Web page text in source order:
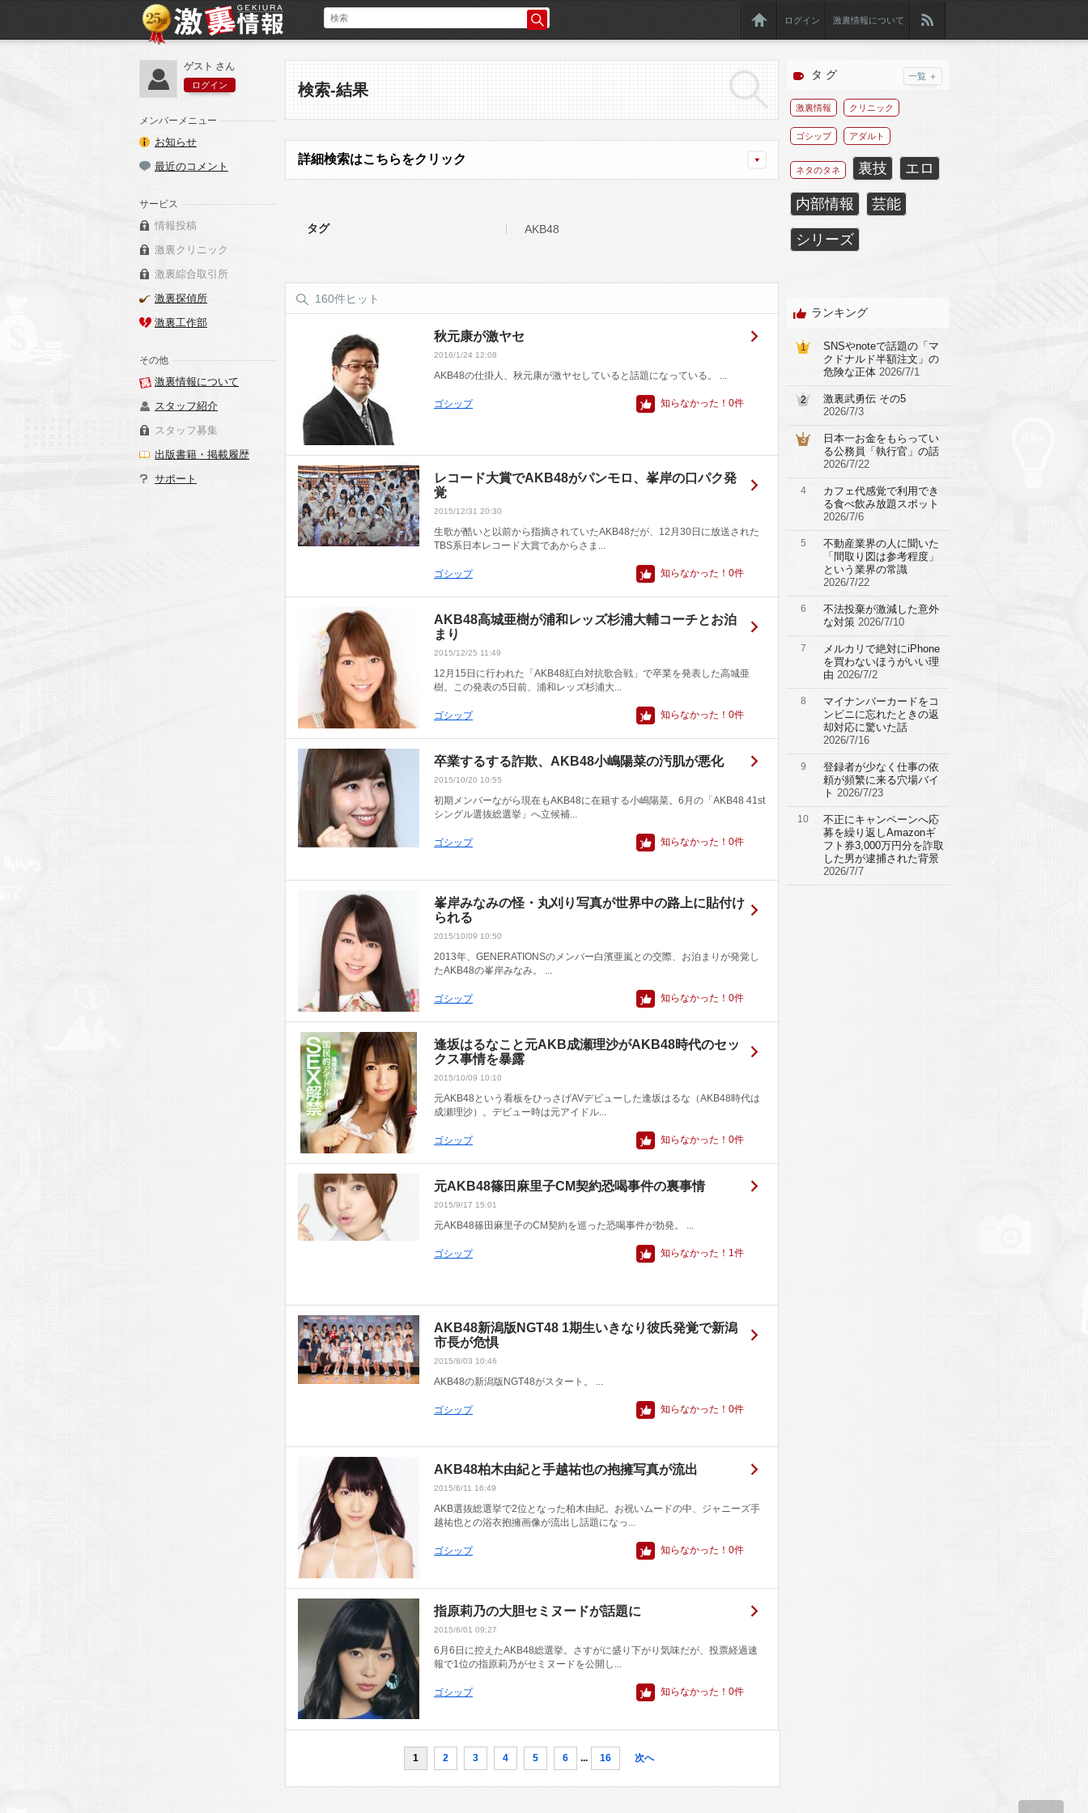
ログイン 激裏情報について
検索-結果
詳細検索はこちらをクリック
タグ AKB48
160件ヒット
秋元康が激ヤセ
2016/1/24 12:08
AKB48の仕掛人、秋元康が激ヤセしていると話題になっている。 ...
ゴシップ 知らなかった！ 0件
レコード大賞でAKB48がパンモロ、峯岸の口パク発
覚
2015/12/31 20:30
生歌が酷いと以前から指摘されていたAKB48だが、12月30日に放送された
TBS系日本レコード大賞であからさま...
ゴシップ 知らなかった！ 0件
AKB48高城亜樹が浦和レッズ杉浦大輔コーチとお泊
まり
2015/12/25 11:49
12月15日に行われた「AKB48紅白対抗歌合戦」で卒業を発表した高城亜
樹。この発表の5日前、浦和レッズ杉浦大...
ゴシップ 知らなかった！ 0件
卒業するする詐欺、AKB48小嶋陽菜の汚肌が悪化
2015/10/20 10:55
初期メンバーながら現在もAKB48に在籍する小嶋陽菜。6月の「AKB48 41st
シングル選抜総選挙」へ立候補...
ゴシップ 知らなかった！ 0件
峯岸みなみの怪・丸刈り写真が世界中の路上に貼付け
られる
2015/10/09 10:50
2013年、GENERATIONSのメンバー白濱亜嵐との交際、お泊まりが発覚し
たAKB48の峯岸みなみ。 ...
ゴシップ 知らなかった！ 0件
逢坂はるなこと元AKB成瀬理沙がAKB48時代のセッ
クス事情を暴露
2015/10/09 10:10
元AKB48という看板をひっさげAVデビューした逢坂はるな（AKB48時代は
成瀬理沙）。デビュー時は元アイドル...
ゴシップ 知らなかった！ 0件
元AKB48篠田麻里子CM契約恐喝事件の裏事情
2015/9/17 15:01
元AKB48篠田麻里子のCM契約を巡った恐喝事件が勃発。 ...
ゴシップ 知らなかった！ 1件
AKB48新潟版NGT48 1期生いきなり彼氏発覚で新潟
市長が危惧
2015/8/03 10:46
AKB48の新潟版NGT48がスタート。 ...
ゴシップ 知らなかった！ 0件
AKB48柏木由紀と手越祐也の抱擁写真が流出
2015/6/11 16:49
AKB選抜総選挙で2位となった柏木由紀。お祝いムードの中、ジャニーズ手
越祐也との浴衣抱擁画像が流出し話題になっ...
ゴシップ 知らなかった！ 0件
指原莉乃の大胆セミヌードが話題に
2015/6/01 09:27
6月6日に控えたAKB48総選挙。さすがに盛り下がり気味だが、投票経過速
報で1位の指原莉乃がセミヌードを公開し...
ゴシップ 知らなかった！ 0件
1 2 3 4 5 6 ... 16 次へ
ゲスト さん
ログイン
メンバーメニュー
お知らせ
最近のコメント
サービス
情報投稿
激裏クリニック
激裏綜合取引所
激裏探偵所
激裏工作部
その他
激裏情報について
スタッフ紹介
スタッフ募集
出版書籍・掲載履歴
サポート
タ グ 一覧 ＋
激裏情報 クリニック
ゴシップ アダルト
ネタのタネ 裏技 エロ
内部情報 芸能
シリーズ
ランキング
1
SNSやnoteで話題の「マ
クドナルド半額注文」の
危険な正体 2026/7/1
2
激裏武勇伝 その5
2026/7/3
3
日本一お金をもらってい
る公務員「執行官」の話
2026/7/22
4
カフェ代感覚で利用でき
る食べ飲み放題スポット
2026/7/6
5
不動産業界の人に聞いた
「間取り図は参考程度」
という業界の常識
2026/7/22
6
不法投棄が激減した意外
な対策 2026/7/10
7
メルカリで絶対にiPhone
を買わないほうがいい理
由 2026/7/2
8
マイナンバーカードをコ
ンビニに忘れたときの返
却対応に驚いた話
2026/7/16
9
登録者が少なく仕事の依
頼が頻繁に来る穴場バイ
ト 2026/7/23
10
不正にキャンペーンへ応
募を繰り返しAmazonギ
フト券3,000万円分を詐取
した男が逮捕された背景
2026/7/7